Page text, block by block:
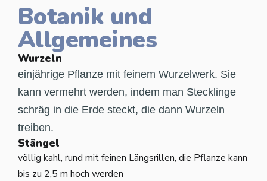
Botanik und
Allgemeines
Wurzeln
einjährige Pflanze mit feinem Wurzelwerk. Sie
kann vermehrt werden, indem man Stecklinge
schräg in die Erde steckt, die dann Wurzeln
treiben.
Stängel
völlig kahl, rund mit feinen Längsrillen, die Pflanze kann
bis zu 2,5 m hoch werden